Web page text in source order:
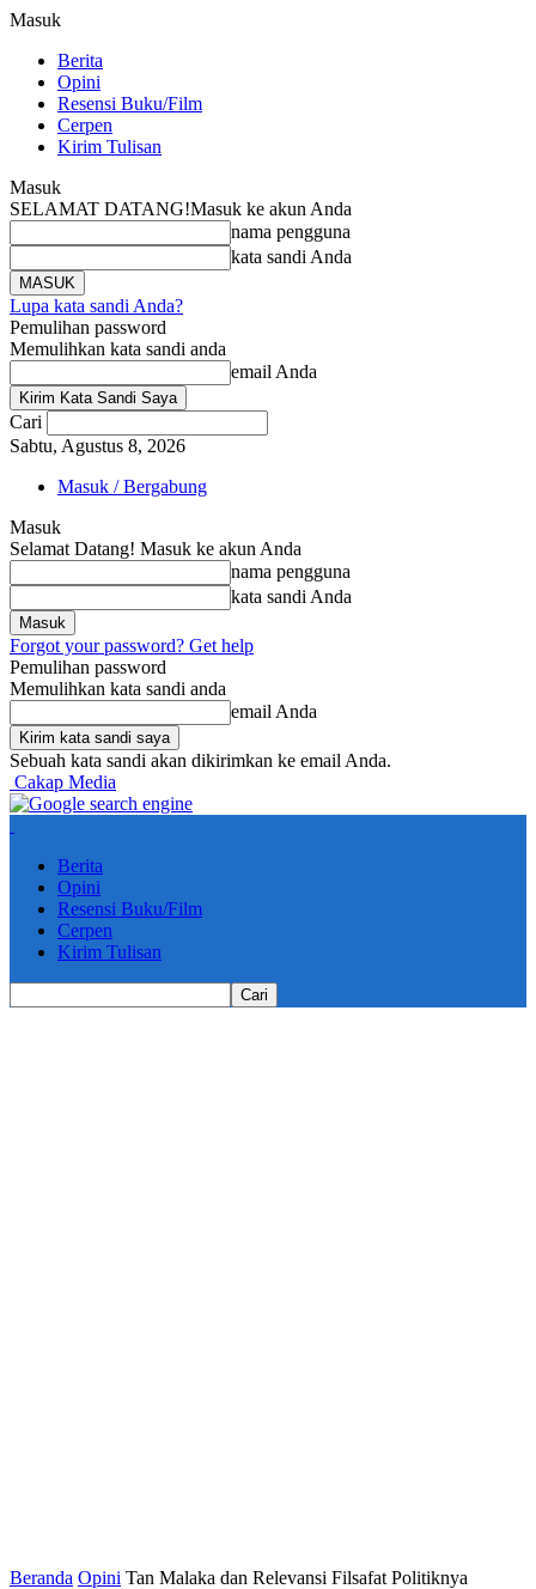
Masuk
Berita
Opini
Resensi Buku/Film
Cerpen
Kirim Tulisan
Masuk
SELAMAT DATANG!Masuk ke akun Anda
nama pengguna
kata sandi Anda
Lupa kata sandi Anda?
Pemulihan password
Memulihkan kata sandi anda
email Anda
Cari
Sabtu, Agustus 8, 2026
Masuk / Bergabung
Masuk
Selamat Datang! Masuk ke akun Anda
nama pengguna
kata sandi Anda
Forgot your password? Get help
Pemulihan password
Memulihkan kata sandi anda
email Anda
Sebuah kata sandi akan dikirimkan ke email Anda.
Cakap Media
Berita
Opini
Resensi Buku/Film
Cerpen
Kirim Tulisan
Beranda Opini Tan Malaka dan Relevansi Filsafat Politiknya